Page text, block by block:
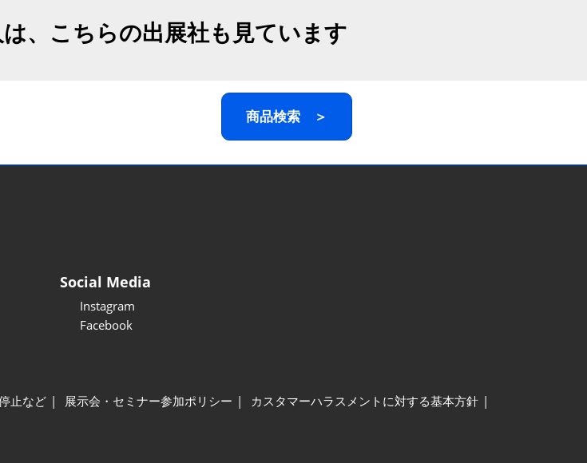
、こちらの出展社も見ています
商品検索 ＞
Social Media
Instagram
Facebook
止など 展示会・セミナー参加ポリシー
カスタマーハラスメントに対する基本方針